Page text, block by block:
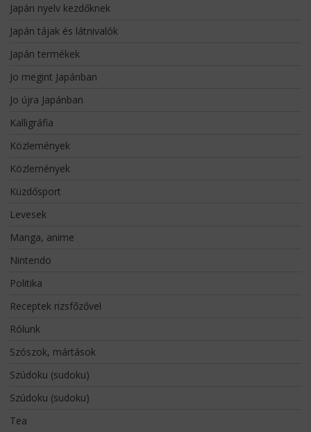
Japán nyelv kezdőknek
Japán tájak és látnivalók
Japán termékek
Jo megint Japánban
Jo újra Japánban
Kalligráfia
Közlemények
Közlemények
Küzdősport
Levesek
Manga, anime
Nintendo
Politika
Receptek rizsfőzővel
Rólunk
Szószok, mártások
Szúdoku (sudoku)
Szúdoku (sudoku)
Tea